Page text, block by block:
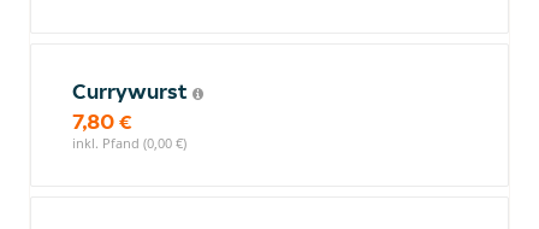
Currywurst
7,80 €
inkl. Pfand (0,00 €)